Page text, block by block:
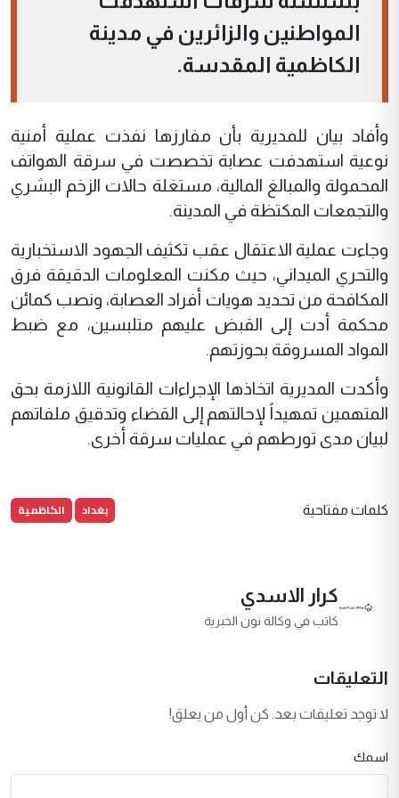
المواطنين والزائرين في مدينة
الكاظمية المقدسة.
وأفاد بيان للمديرية بأن مفارزها نفذت عملية أمنية
نوعية استهدفت عصابة تخصصت في سرقة الهواتف
المحمولة والمبالغ المالية، مستغلة حالات الزخم البشري
والتجمعات المكتظة في المدينة.
وجاءت عملية الاعتقال عقب تكثيف الجهود الاستخبارية
والتحري الميداني، حيث مكنت المعلومات الدقيقة فرق
المكافحة من تحديد هويات أفراد العصابة، ونصب كمائن
محكمة أدت إلى القبض عليهم متلبسين، مع ضبط
المواد المسروقة بحوزتهم.
وأكدت المديرية اتخاذها الإجراءات القانونية اللازمة بحق
المتهمين تمهيداً لإحالتهم إلى القضاء وتدقيق ملفاتهم
لبيان مدى تورطهم في عمليات سرقة أخرى.
كلمات مفتاحية بغداد الكاظمية
كرار الاسدي
كاتب في وكالة نون الخبرية
التعليقات
لا توجد تعليقات بعد. كن أول من يعلق!
اسمك